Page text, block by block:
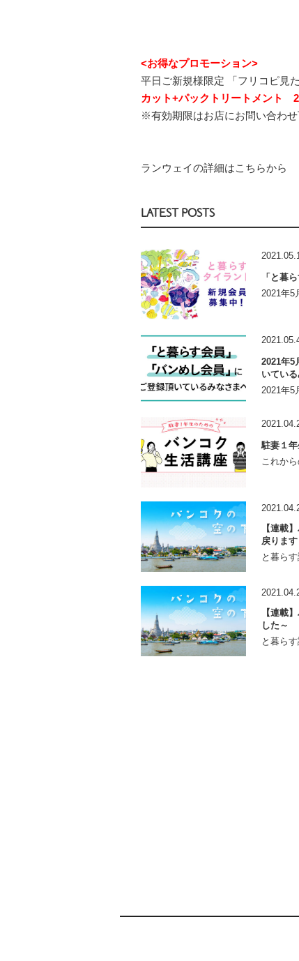
<お得なプロモーション>
平日ご新規様限定 「フリコピ見
カット+パックトリートメント
※有効期限はお店にお問い合わせ
ランウェイの詳細はこちらから
LATEST POSTS
「と暮
2021年5
2021年5
いてい
2021年5
駐妻１
これか
【連載
戻ります
と暮ら
【連載
した～
と暮ら